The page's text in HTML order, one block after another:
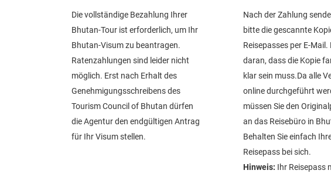
Die vollständige Bezahlung Ihrer
Bhutan-Tour ist erforderlich, um Ihr
Bhutan-Visum zu beantragen.
Ratenzahlungen sind leider nicht
möglich. Erst nach Erhalt des
Genehmigungsschreibens des
Tourism Council of Bhutan dürfen
die Agentur den endgültigen Antrag
für Ihr Visum stellen.
Nach der Zahlung
bitte die gescannte
Reisepasses per E-Mail.
daran, dass die Kopie
klar sein muss.Da alle
online durchgeführt
müssen Sie den
an das Reisebüro in
Behalten Sie einfach
Reisepass bei sich.
Hinweis: Ihr Reisepass